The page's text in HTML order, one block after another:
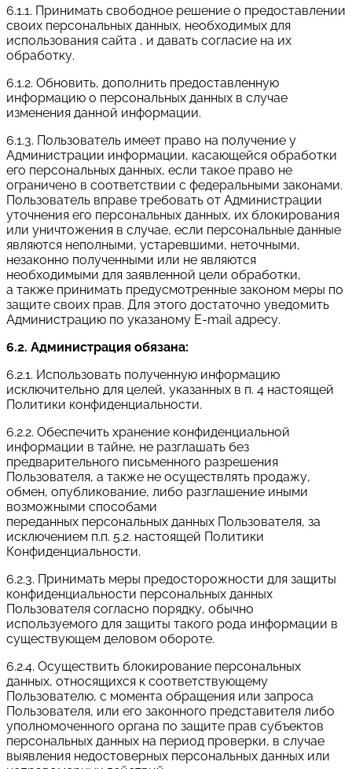
6.1.1. Принимать свободное решение о предоставлении
своих персональных данных, необходимых для
использования сайта , и давать согласие на их
обработку.
6.1.2. Обновить, дополнить предоставленную
информацию о персональных данных в случае
изменения данной информации.
6.1.3. Пользователь имеет право на получение у
Администрации информации, касающейся обработки
его персональных данных, если такое право не
ограничено в соответствии с федеральными законами.
Пользователь вправе требовать от Администрации
уточнения его персональных данных, их блокирования
или уничтожения в случае, если персональные данные
являются неполными, устаревшими, неточными,
незаконно полученными или не являются
необходимыми для заявленной цели обработки,
а также принимать предусмотренные законом меры по
защите своих прав. Для этого достаточно уведомить
Администрацию по указаному E-mail адресу.
6.2. Администрация обязана:
6.2.1. Использовать полученную информацию
исключительно для целей, указанных в п. 4 настоящей
Политики конфиденциальности.
6.2.2. Обеспечить хранение конфиденциальной
информации в тайне, не разглашать без
предварительного письменного разрешения
Пользователя, а также не осуществлять продажу,
обмен, опубликование, либо разглашение иными
возможными способами
переданных персональных данных Пользователя, за
исключением п.п. 5.2. настоящей Политики
Конфиденциальности.
6.2.3. Принимать меры предосторожности для защиты
конфиденциальности персональных данных
Пользователя согласно порядку, обычно
используемого для защиты такого рода информации в
существующем деловом обороте.
6.2.4. Осуществить блокирование персональных
данных, относящихся к соответствующему
Пользователю, с момента обращения или запроса
Пользователя, или его законного представителя либо
уполномоченного органа по защите прав субъектов
персональных данных на период проверки, в случае
выявления недостоверных персональных данных или